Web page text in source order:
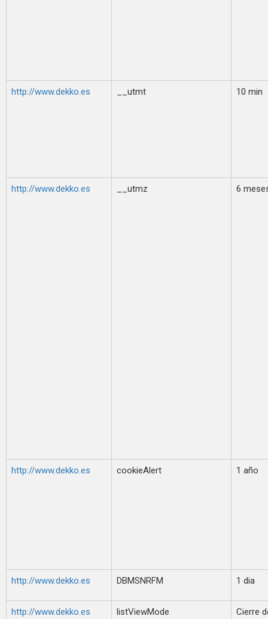
http://www.dekko.es __utmt 10 min
http://www.dekko.es __utmz 6
http://www.dekko.es cookieAlert 1 año
http://www.dekko.es DBMSNRFM 1 dia
http://www.dekko.es listViewMode
Cierre